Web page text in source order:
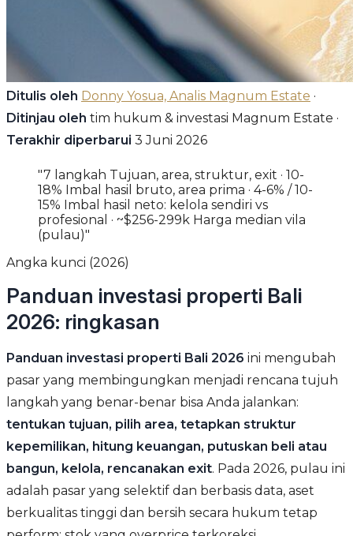
Ditulis oleh Donny Yosua, Analis Magnum Estate ·
Ditinjau oleh tim hukum & investasi Magnum Estate ·
Terakhir diperbarui 3 Juni 2026
"7 langkah Tujuan, area, struktur, exit · 10-
18% Imbal hasil bruto, area prima · 4-6% / 10-
15% Imbal hasil neto: kelola sendiri vs
profesional · ~$256-299k Harga median vila
(pulau)"
Angka kunci (2026)
Panduan investasi properti Bali
2026: ringkasan
Panduan investasi properti Bali 2026 ini mengubah
pasar yang membingungkan menjadi rencana tujuh
langkah yang benar-benar bisa Anda jalankan:
tentukan tujuan, pilih area, tetapkan struktur
kepemilikan, hitung keuangan, putuskan beli atau
bangun, kelola, rencanakan exit. Pada 2026, pulau ini
adalah pasar yang selektif dan berbasis data, aset
berkualitas tinggi dan bersih secara hukum tetap